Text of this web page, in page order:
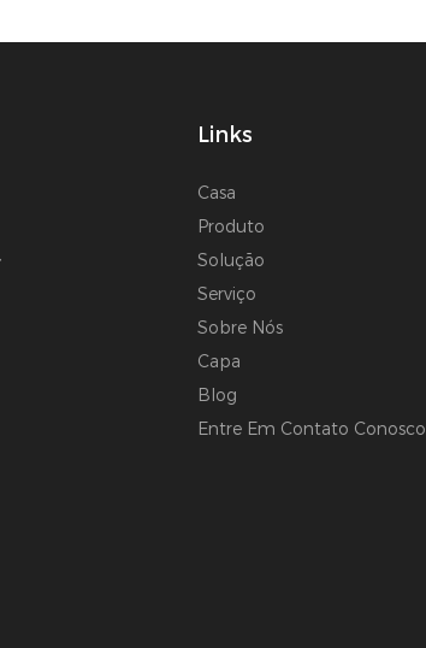
Links
Casa
Produto
Solução
Serviço
Sobre Nós
Capa
Blog
Entre Em Contato Conosco